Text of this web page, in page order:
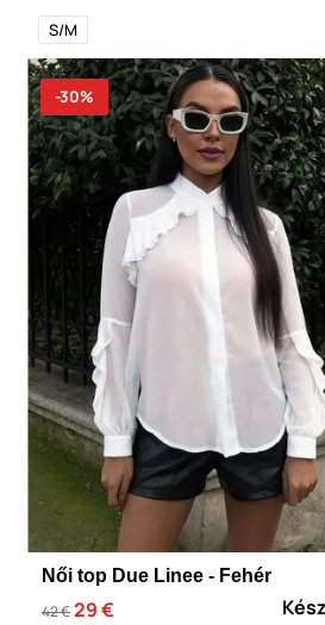
S/M
-30%
Női top Due Linee - Fehér
42 €29 €